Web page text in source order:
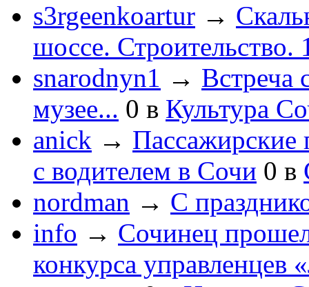
s3rgeenkoartur →
шоссе. Строительство.
snarodnyn1 → Встреча
музее... 0 в Культура
anick → Пассажирские
с водителем в Сочи 0 в
nordman → С
info → Сочинец
конкурса управленцев